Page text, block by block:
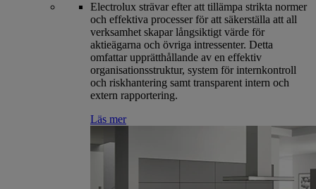
Electrolux strävar efter att tillämpa strikta normer
och effektiva processer för att säkerställa att all
verksamhet skapar långsiktigt värde för
aktieägarna och övriga intressenter. Detta
omfattar upprätthållande av en effektiv
organisationsstruktur, system för internkontroll
och riskhantering samt transparent intern och
extern rapportering.
Läs mer